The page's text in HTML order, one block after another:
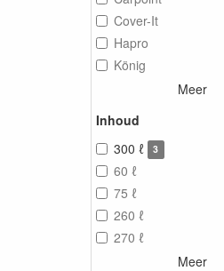
Cover-It
Hapro
König
Meer
Inhoud
300 ℓ
3
60 ℓ
75 ℓ
260 ℓ
270 ℓ
Meer